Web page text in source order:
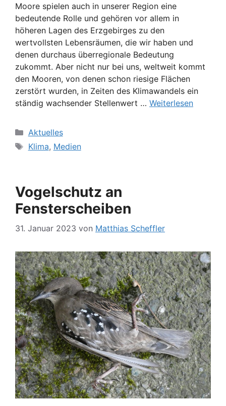
Moore spielen auch in unserer Region eine
bedeutende Rolle und gehören vor allem in
höheren Lagen des Erzgebirges zu den
wertvollsten Lebensräumen, die wir haben und
denen durchaus überregionale Bedeutung
zukommt. Aber nicht nur bei uns, weltweit kommt
den Mooren, von denen schon riesige Flächen
zerstört wurden, in Zeiten des Klimawandels ein
ständig wachsender Stellenwert … Weiterlesen
Kategorien
Aktuelles
Schlagwörter
Klima, Medien
Vogelschutz an
Fensterscheiben
31. Januar 2023 von Matthias Scheffler